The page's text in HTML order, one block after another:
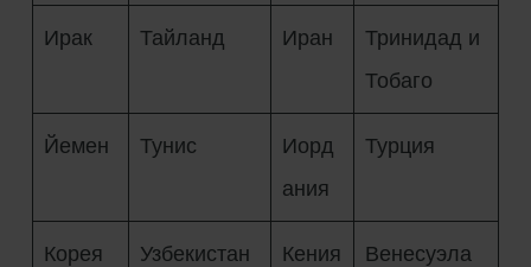
Ирак Тайланд Иран
Тринидад и
Тобаго
Йемен Тунис
Иорд
ания
Турция
Корея Узбекистан Кения Венесуэла